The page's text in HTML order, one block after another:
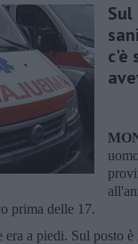
c'è
prima delle 17.
era a piedi. Sul posto